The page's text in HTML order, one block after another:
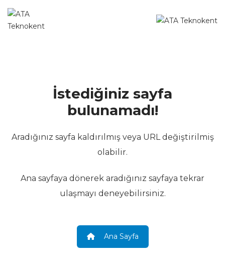
İstediğiniz sayfa
bulunamadı!
Aradığınız sayfa kaldırılmış veya URL değiştirilmiş
olabilir.
Ana sayfaya dönerek aradığınız sayfaya tekrar
ulaşmayı deneyebilirsiniz.
Ana Sayfa